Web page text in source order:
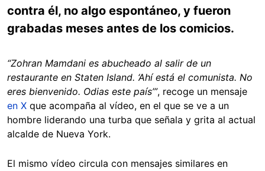
contra él, no algo espontáneo, y fueron
grabadas meses antes de los comicios.
“Zohran Mamdani es abucheado al salir de un
restaurante en Staten Island. ‘Ahí está el comunista. No
eres bienvenido. Odias este país’”, recoge un mensaje
en X que acompaña al vídeo, en el que se ve a un
hombre liderando una turba que señala y grita al actual
alcalde de Nueva York.
El mismo vídeo circula con mensajes similares en